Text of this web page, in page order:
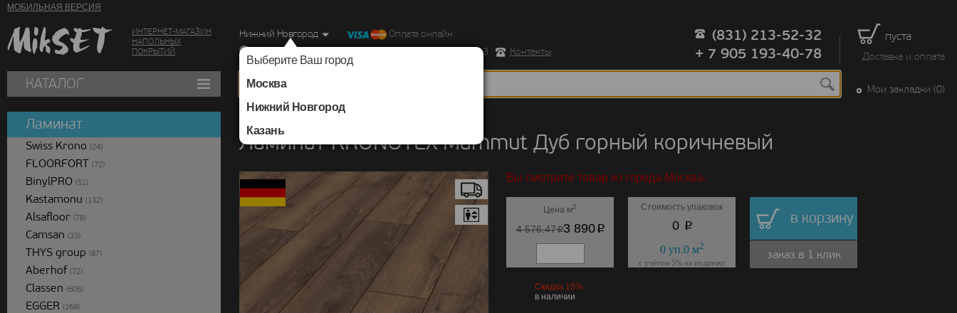
МОБИЛЬНАЯ ВЕРСИЯ
ИНТЕРНЕТ-МАГАЗИН
НАПОЛЬНЫХ
ПОКРЫТИЙ
пуста
Доставка и оплата
Нижний Новгород
Выберите Ваш город
Москва
Нижний Новгород
Казань
Оплата онлайн
г. Нижний Новгород, Ул. Республиканская д.43 корпус 3
Контакты
(831) 213-52-32
+ 7 905 193-40-78
КАТАЛОГ Мои закладки (0)
Ламинат KRONOTEX Mammut Дуб горный коричневый
Вы смотрите товар из города Москва.
Цена м2
4 576.47p3 890p
Стоимость упаковок
0 p
0уп.0м2
с учётом 5% на подрезку
в корзину
заказ в 1 клик
Скидка 15%
в наличии
Ламинат
Swiss Krono (24)
FLOORFORT (72)
BinylPRO (51)
Kastamonu (132)
Alsafloor (78)
Camsan (33)
THYS group (87)
Aberhof (72)
Classen (606)
EGGER (168)